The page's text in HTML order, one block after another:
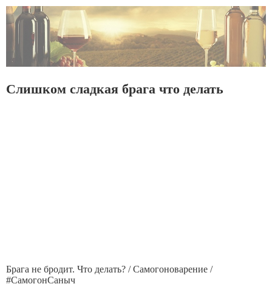
Слишком сладкая брага что делать
Брага не бродит. Что делать? / Самогоноварение /
#СамогонСаныч